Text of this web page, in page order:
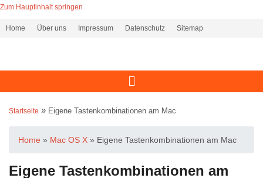
Zum Hauptinhalt springen
Home Über uns Impressum Datenschutz Sitemap
Startseite » Eigene Tastenkombinationen am Mac
Home » Mac OS X » Eigene Tastenkombinationen am Mac
Eigene Tastenkombinationen am